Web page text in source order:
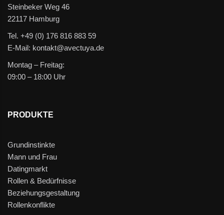
Steinbeker Weg 46
22117 Hamburg
Tel. +49 (0) 176 816 883 59
E-Mail: kontakt@avectuya.de
Montag – Freitag:
09:00 – 18:00 Uhr
PRODUKTE
Grundinstinkte
Mann und Frau
Datingmarkt
Rollen & Bedürfnisse
Beziehungsgestaltung
Rollenkonflikte